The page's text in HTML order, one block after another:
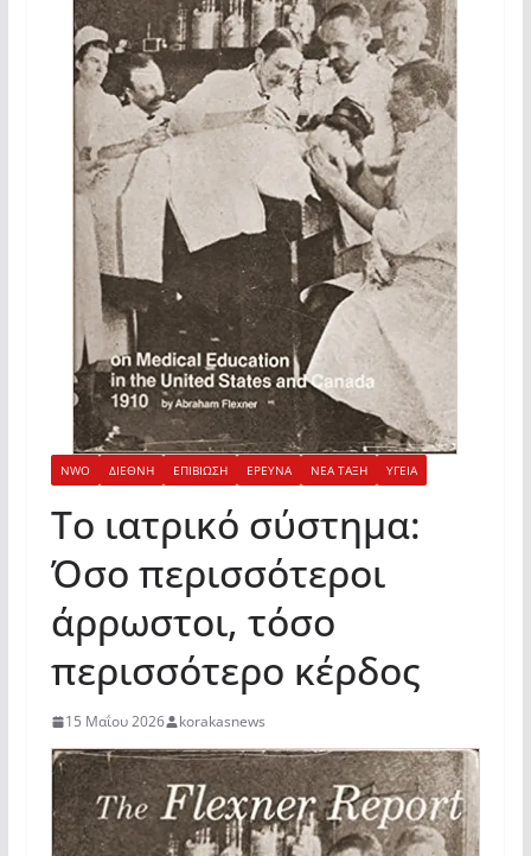
NWO ΔΙΕΘΝΗ ΕΠΙΒΙΩΣΗ ΕΡΕΥΝΑ ΝΕΑ ΤΑΞΗ ΥΓΕΙΑ
Το ιατρικό σύστημα:
Όσο περισσότεροι
άρρωστοι, τόσο
περισσότερο κέρδος
15 Μαΐου 2026 korakasnews